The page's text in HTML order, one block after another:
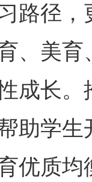
路径
、美
成长
助学
优质